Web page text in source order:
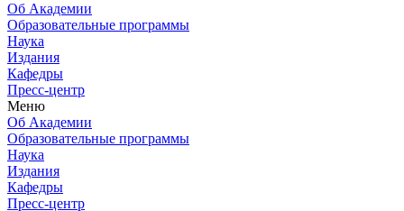
Об Академии
Образовательные программы
Наука
Издания
Кафедры
Пресс-центр
Меню
Об Академии
Образовательные программы
Наука
Издания
Кафедры
Пресс-центр